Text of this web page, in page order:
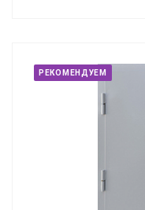
РЕКОМЕНДУЕМ